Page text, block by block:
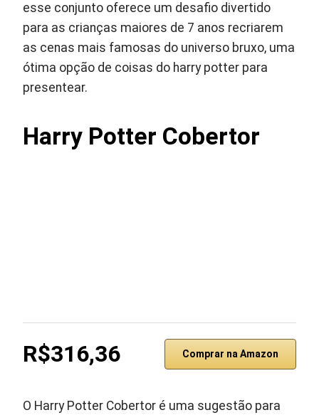
esse conjunto oferece um desafio divertido
para as crianças maiores de 7 anos recriarem
as cenas mais famosas do universo bruxo, uma
ótima opção de coisas do harry potter para
presentear.
Harry Potter Cobertor
R$316,36 Comprar na Amazon
O Harry Potter Cobertor é uma sugestão para